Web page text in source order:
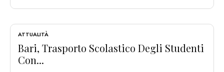
ATTUALITÀ
Bari, Trasporto Scolastico Degli Studenti
Con...